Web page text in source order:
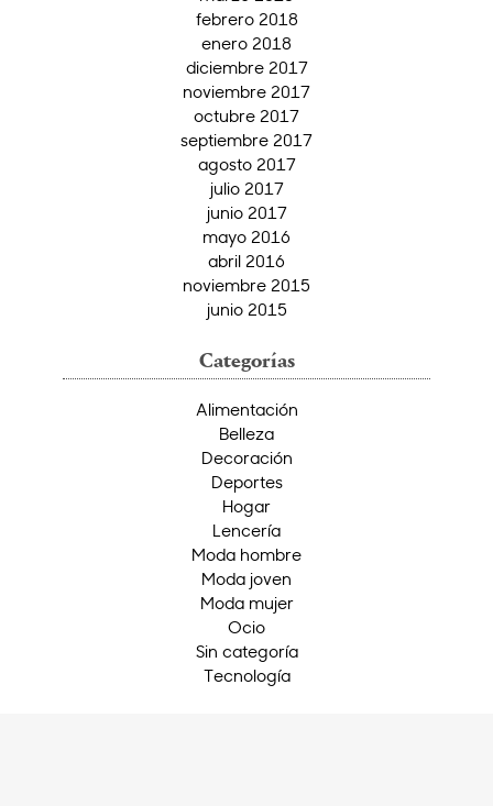
febrero 2018
enero 2018
diciembre 2017
noviembre 2017
octubre 2017
septiembre 2017
agosto 2017
julio 2017
junio 2017
mayo 2016
abril 2016
noviembre 2015
junio 2015
Categorías
Alimentación
Belleza
Decoración
Deportes
Hogar
Lencería
Moda hombre
Moda joven
Moda mujer
Ocio
Sin categoría
Tecnología